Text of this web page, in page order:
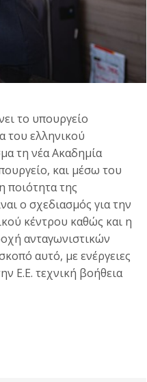
το υπουργείο
του ελληνικού
τη νέα Ακαδημία
και μέσω του
ποιότητα της
ο σχεδιασμός για την
κέντρου καθώς και η
ανταγωνιστικών
αυτό, με ενέργειες
Ε.Ε. τεχνική βοήθεια